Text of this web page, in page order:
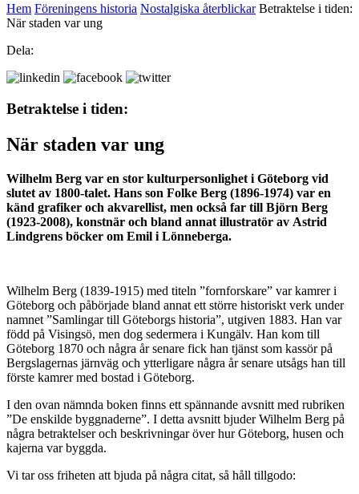
Hem Föreningens historia Nostalgiska återblickar Betraktelse i tiden:
När staden var ung
Dela:
Betraktelse i tiden:
När staden var ung
Wilhelm Berg var en stor kulturpersonlighet i Göteborg vid
slutet av 1800-talet. Hans son Folke Berg (1896-1974) var en
känd grafiker och akvarellist, men också far till Björn Berg
(1923-2008), konstnär och bland annat illustratör av Astrid
Lindgrens böcker om Emil i Lönneberga.
Wilhelm Berg (1839-1915) med titeln ”fornforskare” var kamrer i
Göteborg och påbörjade bland annat ett större historiskt verk under
namnet ”Samlingar till Göteborgs historia”, utgiven 1883. Han var
född på Visingsö, men dog sedermera i Kungälv. Han kom till
Göteborg 1870 och några år senare fick han tjänst som kassör på
Bergslagernas järnväg och ytterligare några år senare utsågs han till
förste kamrer med bostad i Göteborg.
I den ovan nämnda boken finns ett spännande avsnitt med rubriken
”De enskilde byggnaderne”. I detta avsnitt bjuder Wilhelm Berg på
några betraktelser och beskrivningar över hur Göteborg, husen och
kajerna var byggda.
Vi tar oss friheten att bjuda på några citat, så håll tillgodo: